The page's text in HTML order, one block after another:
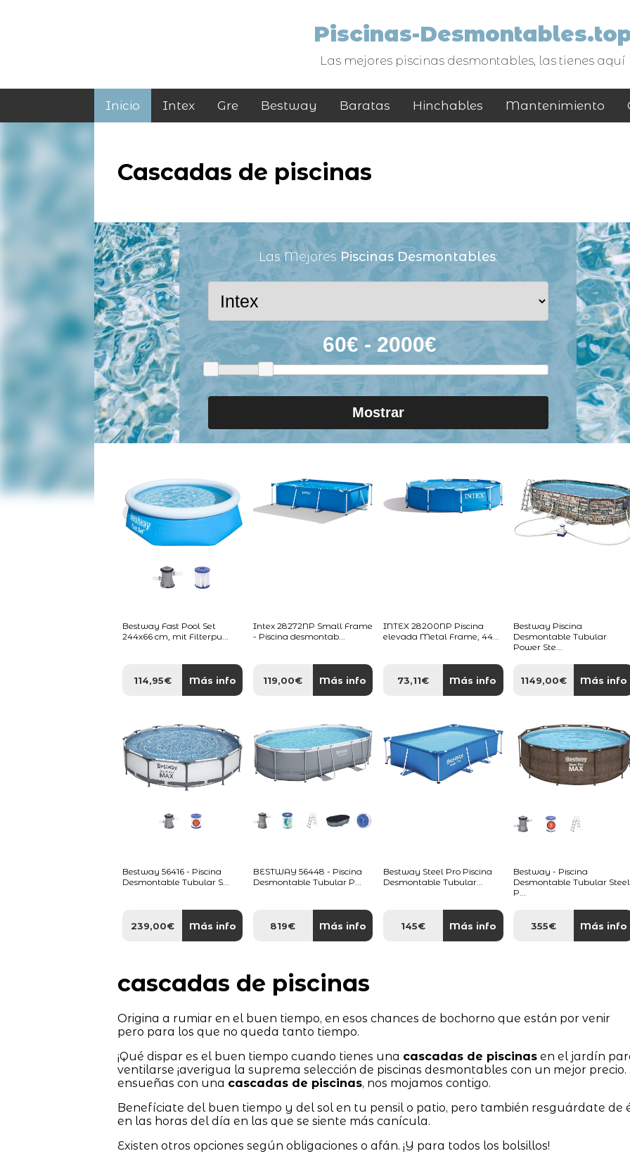
Piscinas-
Las mejores piscinas desmontables, las tienes aquí
Inicio Intex Gre Bestway Baratas Hinchables Mantenimiento
Cascadas de piscinas
Las Mejores Piscinas Desmontables:
Mostrar
Bestway Fast Pool Set
244x66 cm, mit Filterpu...
114,95€ Más info
Intex 28272NP Small Frame
- Piscina desmontab...
119,00€ Más info
INTEX 28200NP Piscina
elevada Metal Frame, 44...
73,11€ Más info
Bestway Piscina
Desmontable Tubular
Power Ste...
1149,00€ Más info
Bestway 56416 - Piscina
Desmontable Tubular S...
239,00€ Más info
BESTWAY 56448 - Piscina
Desmontable Tubular P...
819€ Más info
Bestway Steel Pro Piscina
Desmontable Tubular...
145€ Más info
Bestway - Piscina
Desmontable Tubular Steel
P...
355€ Más info
cascadas de piscinas
Origina a rumiar en el buen tiempo, en esos chances de bochorno que están por venir
pero para los que no queda tanto tiempo.
¡Qué dispar es el buen tiempo cuando tienes una cascadas de piscinasen el jardín
ventilarse ¡averigua la suprema selección de piscinas desmontables con un mejor precio.
ensueñas con una cascadas de piscinas, nos mojamos contigo.
Benefíciate del buen tiempo y del sol en tu pensil o patio, pero también resguárdate de
en las horas del día en las que se siente más canícula.
Existen otros opciones según obligaciones o afán. ¡Y para todos los bolsillos!